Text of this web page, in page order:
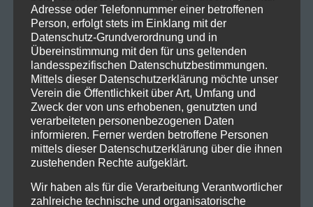
Kontakt
ISV Feldkirch
Indoor Schützen Verein
Leusbündtweg 27
A-6800 Feldkirch
Archiv
Adresse oder Telefonnummer einer betroffenen
Person, erfolgt stets im Einklang mit der
Datenschutz-Grundverordnung und in
Übereinstimmung mit den für uns geltenden
landesspezifischen Datenschutzbestimmungen.
Mittels dieser Datenschutzerklärung möchte unser
Verein die Öffentlichkeit über Art, Umfang und
Zweck der von uns erhobenen, genutzten und
verarbeiteten personenbezogenen Daten
informieren. Ferner werden betroffene Personen
mittels dieser Datenschutzerklärung über die ihnen
zustehenden Rechte aufgeklärt.
Wir haben als für die Verarbeitung Verantwortlicher
zahlreiche technische und organisatorische